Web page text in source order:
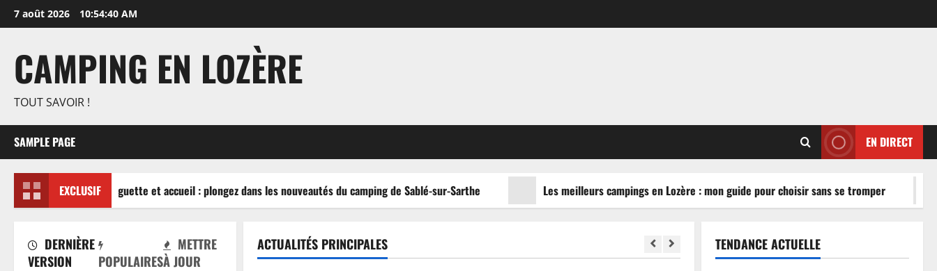
Aller
au
7 août 2026 10:54:40 AM
CAMPING EN LOZÈRE
TOUT SAVOIR !
SAMPLE PAGE EN DIRECT
EXCLUSIF
Piscine, guinguette et accueil : plongez dans les nouveautés du camping de Sablé-sur-Sarthe Les meilleurs campings en Lozère : mon guide pour choisir sans se tromper
DERNIÈRE
VERSION
POPULAIRES
METTRE
À JOUR
ACTUALITÉS PRINCIPALES TENDANCE ACTUELLE